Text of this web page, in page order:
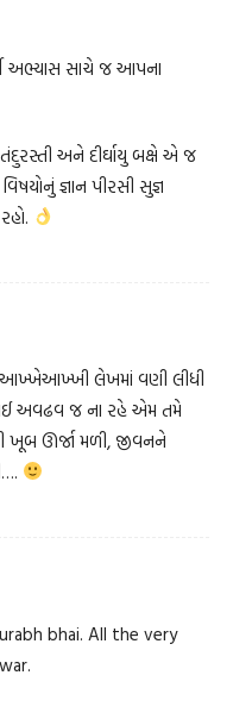
અભ્યાસ સાચે જ આપના
અને દીર્ઘાયુ બક્ષે એ જ
જ્ઞાન પીરસી સુજ્ઞ
આખ્ખેઆખ્ખી લેખમાં વણી લીધી
અવઢવ જ ના રહે એમ તમે
ખૂબ ઊર્જા મળી, જીવનને
bhai. All the very